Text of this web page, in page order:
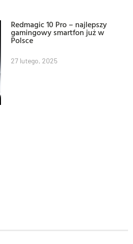
Redmagic 10 Pro – najlepszy
gamingowy smartfon już w
Polsce
27 lutego, 2025